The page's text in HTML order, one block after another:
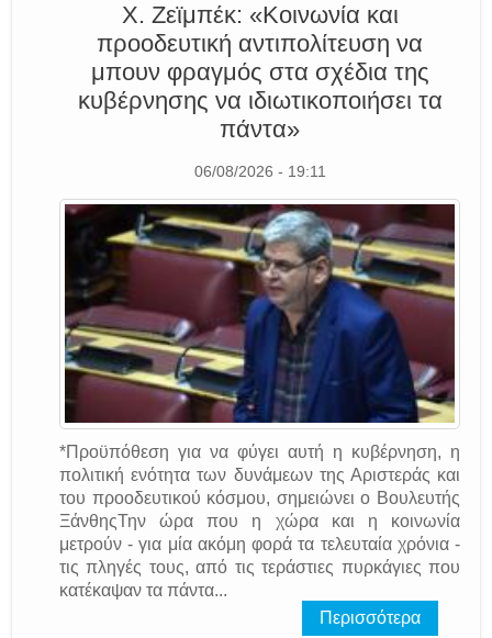
Χ. Ζεϊμπέκ: «Κοινωνία και
προοδευτική αντιπολίτευση να
μπουν φραγμός στα σχέδια της
κυβέρνησης να ιδιωτικοποιήσει τα
πάντα»
06/08/2026 - 19:11
*Προϋπόθεση για να φύγει αυτή η κυβέρνηση, η
πολιτική ενότητα των δυνάμεων της Αριστεράς και
του προοδευτικού κόσμου, σημειώνει ο Βουλευτής
ΞάνθηςΤην ώρα που η χώρα και η κοινωνία
μετρούν - για μία ακόμη φορά τα τελευταία χρόνια -
τις πληγές τους, από τις τεράστιες πυρκάγιες που
κατέκαψαν τα πάντα...
Περισσότερα